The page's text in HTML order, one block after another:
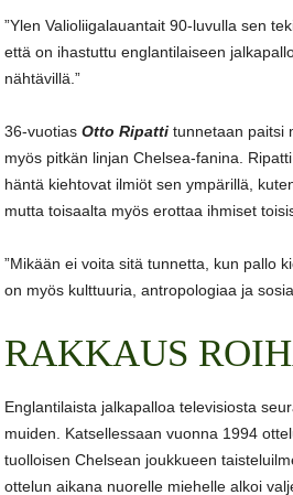
”Ylen Valioliigalauantait 90-luvulla sen
että on ihastuttu englantilaiseen
nähtävillä.”
36-vuotias Otto Ripattitunnetaan paitsi
myös pitkän linjan Chelsea-fanina.
häntä kiehtovat ilmiöt sen ympärillä,
mutta toisaalta myös erottaa ihmiset
”Mikään ei voita sitä tunnetta, kun pallo
on myös kulttuuria, antropologiaa ja
RAKKAUS
Englantilaista jalkapalloa televisiosta
muiden. Katsellessaan vuonna 1994
tuolloisen Chelsean joukkueen
ottelun aikana nuorelle miehelle alkoi